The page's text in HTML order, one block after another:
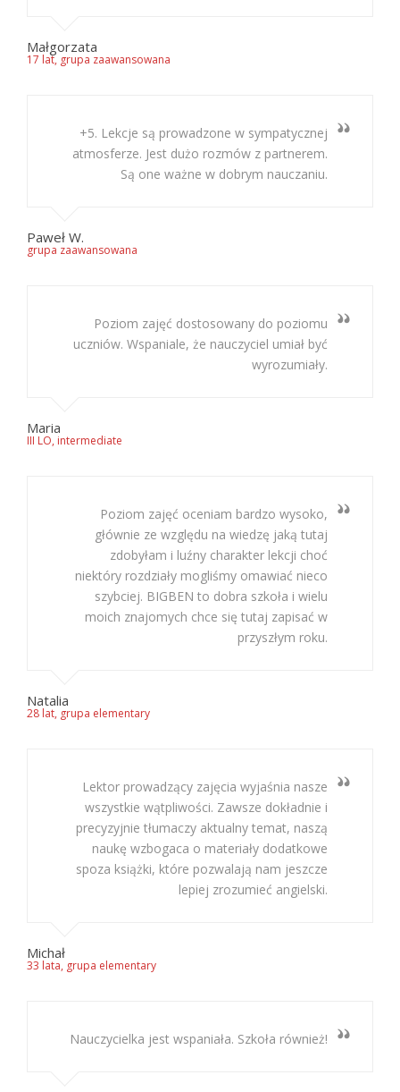
Małgorzata
17 lat, grupa zaawansowana
+5. Lekcje są prowadzone w sympatycznej
atmosferze. Jest dużo rozmów z partnerem.
Są one ważne w dobrym nauczaniu.
Paweł W.
grupa zaawansowana
Poziom zajęć dostosowany do poziomu
uczniów. Wspaniale, że nauczyciel umiał być
wyrozumiały.
Maria
III LO, intermediate
Poziom zajęć oceniam bardzo wysoko,
głównie ze względu na wiedzę jaką tutaj
zdobyłam i luźny charakter lekcji choć
niektóry rozdziały mogliśmy omawiać nieco
szybciej. BIGBEN to dobra szkoła i wielu
moich znajomych chce się tutaj zapisać w
przyszłym roku.
Natalia
28 lat, grupa elementary
Lektor prowadzący zajęcia wyjaśnia nasze
wszystkie wątpliwości. Zawsze dokładnie i
precyzyjnie tłumaczy aktualny temat, naszą
naukę wzbogaca o materiały dodatkowe
spoza książki, które pozwalają nam jeszcze
lepiej zrozumieć angielski.
Michał
33 lata, grupa elementary
Nauczycielka jest wspaniała. Szkoła również!